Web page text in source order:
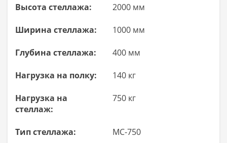
Высота стеллажа: 2000 мм
Ширина стеллажа: 1000 мм
Глубина стеллажа: 400 мм
Нагрузка на полку: 140 кг
Нагрузка на
стеллаж:
750 кг
Тип стеллажа: МС-750